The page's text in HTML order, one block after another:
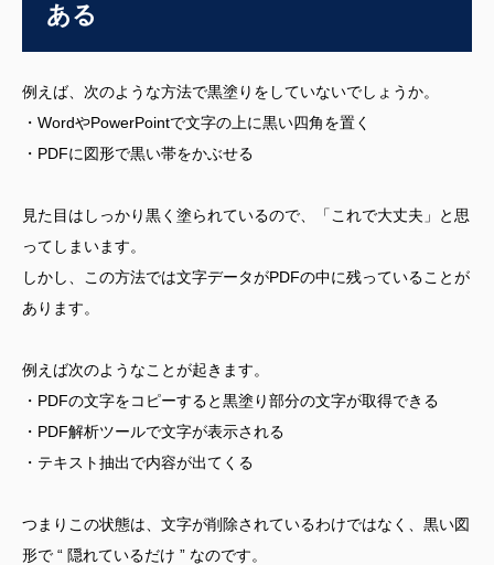
ある
例えば、次のような方法で黒塗りをしていないでしょうか。
・WordやPowerPointで文字の上に黒い四角を置く
・PDFに図形で黒い帯をかぶせる
見た目はしっかり黒く塗られているので、「これで大丈夫」と思
ってしまいます。
しかし、この方法では文字データがPDFの中に残っていることが
あります。
例えば次のようなことが起きます。
・PDFの文字をコピーすると黒塗り部分の文字が取得できる
・PDF解析ツールで文字が表示される
・テキスト抽出で内容が出てくる
つまりこの状態は、文字が削除されているわけではなく、黒い図
形で “ 隠れているだけ ” なのです。